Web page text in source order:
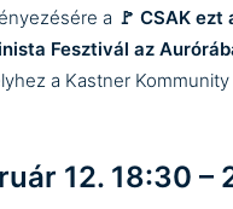
a 🚩 CSAK ezt
Fesztivál az
a Kastner Kommunity
12. 18:30 –